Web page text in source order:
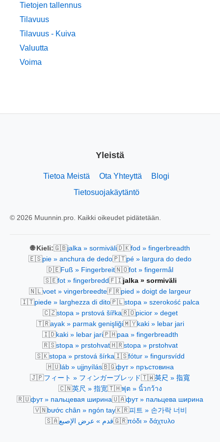
Tietojen tallennus
Tilavuus
Tilavuus - Kuiva
Valuutta
Voima
Yleistä
Tietoa Meistä Ota Yhteyttä
Blogi
Tietosuojakäytäntö
© 2026 Muunnin.pro. Kaikki oikeudet pidätetään.
🌐 Kieli:🇬🇧jalka » sormiväli🇩🇰fod » fingerbreadth
🇪🇸pie » anchura de dedo🇵🇹pé » largura do dedo
🇩🇪Fuß » Fingerbreit🇳🇴fot » fingermål
🇸🇪fot » fingerbredd🇫🇮jalka » sormiväli
🇳🇱voet » vingerbreedte🇫🇷pied » doigt de largeur
🇮🇹piede » larghezza di dito🇵🇱stopa » szerokość palca
🇨🇿stopa » prstová šířka🇷🇴picior » deget
🇹🇷ayak » parmak genişliği🇲🇾kaki » lebar jari
🇮🇩kaki » lebar jari🇵🇭paa » fingerbreadth
🇷🇸stopa » prstohvat🇭🇷stopa » prstohvat
🇸🇰stopa » prstová šírka🇮🇸fótur » fingursvídd
🇭🇺láb » ujjnyílás🇧🇬фут » пръстовина
🇯🇵フィート » フィンガーブレッド🇹🇼英尺 » 指寬
🇨🇳英尺 » 指宽🇹🇭ฟุต » นิ้วกว้าง
🇷🇺фут » пальцевая ширина🇺🇦фут » пальцева ширина
🇻🇳bước chân » ngón tay🇰🇷피트 » 손가락 너비
🇸🇦قدم » عرض الإصبع🇬🇷πόδι » δάχτυλο